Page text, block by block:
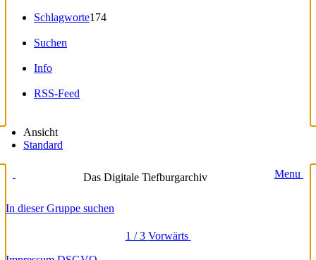
Schlagworte174
Suchen
Info
RSS-Feed
Ansicht
Standard
Das Digitale Tiefburgarchiv Menu
In dieser Gruppe suchen
1 / 3 Vorwärts